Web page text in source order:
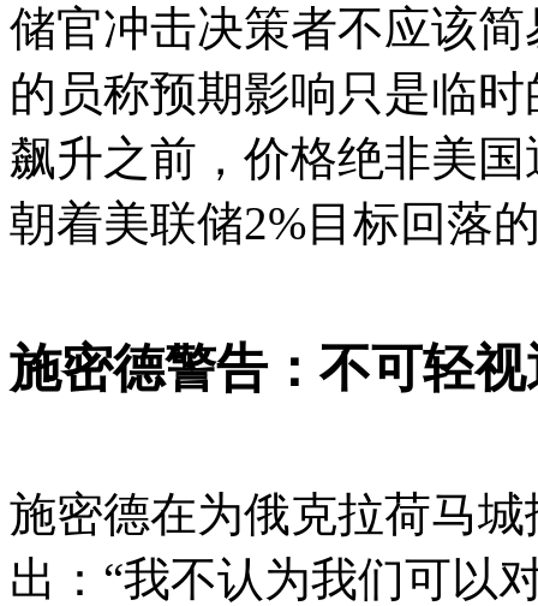
储官冲击决策者不应该
的员称预期影响只是临
飙升之前，价格绝非美
朝着美联储2%目标回落
施密德警告：不可轻
施密德在为俄克拉荷马
出：“我不认为我们可以